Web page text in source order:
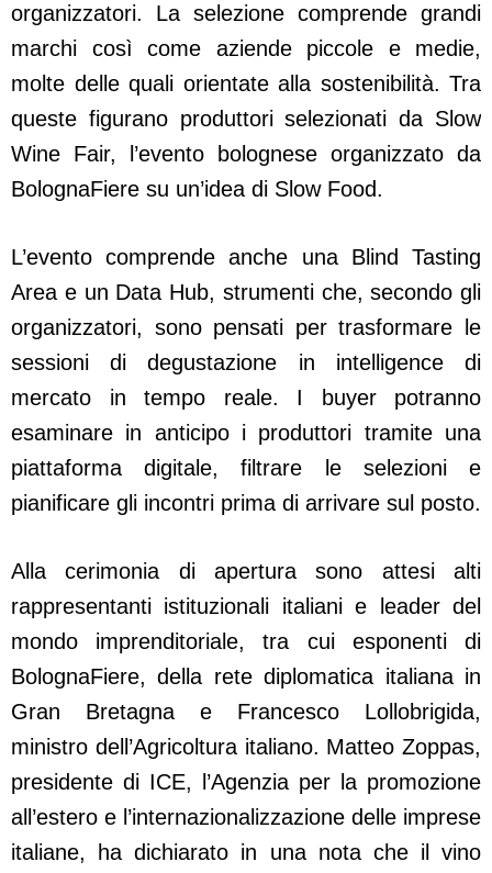
organizzatori. La selezione comprende grandi
marchi così come aziende piccole e medie,
molte delle quali orientate alla sostenibilità. Tra
queste figurano produttori selezionati da Slow
Wine Fair, l’evento bolognese organizzato da
BolognaFiere su un’idea di Slow Food.
L’evento comprende anche una Blind Tasting
Area e un Data Hub, strumenti che, secondo gli
organizzatori, sono pensati per trasformare le
sessioni di degustazione in intelligence di
mercato in tempo reale. I buyer potranno
esaminare in anticipo i produttori tramite una
piattaforma digitale, filtrare le selezioni e
pianificare gli incontri prima di arrivare sul posto.
Alla cerimonia di apertura sono attesi alti
rappresentanti istituzionali italiani e leader del
mondo imprenditoriale, tra cui esponenti di
BolognaFiere, della rete diplomatica italiana in
Gran Bretagna e Francesco Lollobrigida,
ministro dell’Agricoltura italiano. Matteo Zoppas,
presidente di ICE, l’Agenzia per la promozione
all’estero e l’internazionalizzazione delle imprese
italiane, ha dichiarato in una nota che il vino